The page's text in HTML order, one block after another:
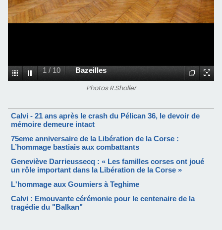
1 / 10 Bazeilles
Photos R.Sholler
Calvi - 21 ans après le crash du Pélican 36, le devoir de
mémoire demeure intact
75eme anniversaire de la Libération de la Corse :
L’hommage bastiais aux combattants
Geneviève Darrieussecq : « Les familles corses ont joué
un rôle important dans la Libération de la Corse »
L'hommage aux Goumiers à Teghime
Calvi : Emouvante cérémonie pour le centenaire de la
tragédie du "Balkan"